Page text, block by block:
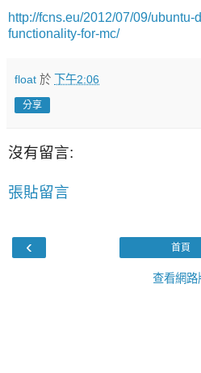
http://fcns.eu/2012/07/09/
functionality-for-mc/
float 於 下午2:06
分享
沒有留言:
張貼留言
‹ 首頁
查看網路